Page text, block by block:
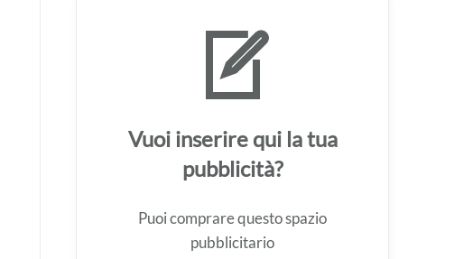
Vuoi inserire qui la tua
pubblicità?
Puoi comprare questo spazio
pubblicitario